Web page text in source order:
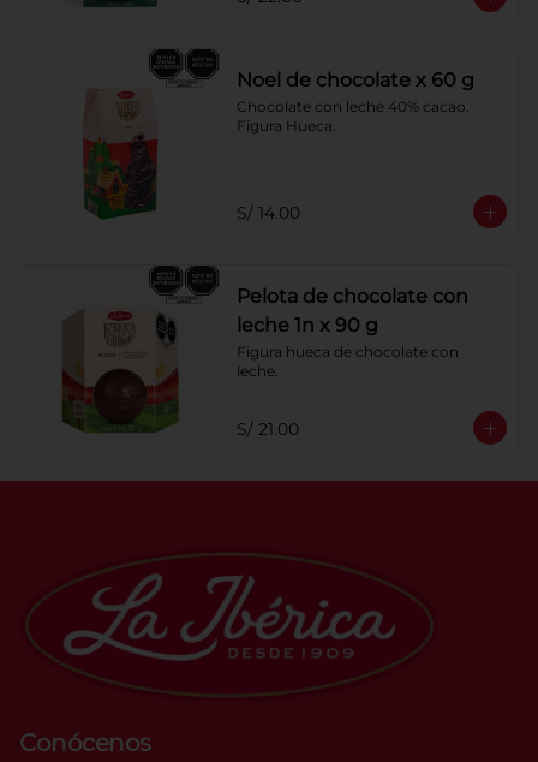
Noel de chocolate x 60 g
Chocolate con leche 40% cacao.
Figura Hueca.
S/ 14.00
Pelota de chocolate con
leche 1n x 90 g
Figura hueca de chocolate con
leche.
S/ 21.00
Conócenos